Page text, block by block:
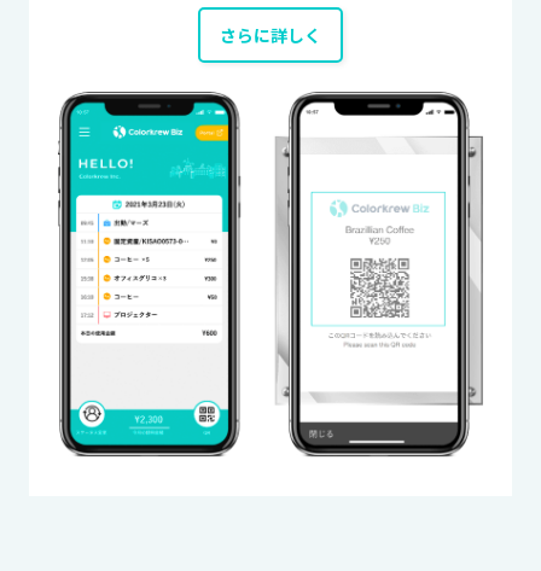
さらに詳しく